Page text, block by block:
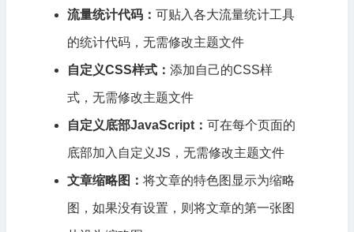
流量统计代码： 可贴入各大流量统计工具
的统计代码，无需修改主题文件
自定义CSS样式： 添加自己的CSS样
式，无需修改主题文件
自定义底部JavaScript： 可在每个页面的
底部加入自定义JS，无需修改主题文件
文章缩略图： 将文章的特色图显示为缩略
图，如果没有设置，则将文章的第一张图